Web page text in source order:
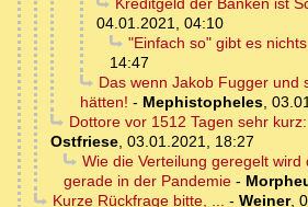
Kreditgeld der Banken ist
04.01.2021, 04:10
"Einfach so" gibt es nichts
14:47
Das wenn Jakob Fugger und
hätten! - Mephistopheles,
Dottore vor 1512 Tagen sehr
Ostfriese, 03.01.2021, 18:27
Wie die Verteilung geregelt wird
gerade in der Pandemie -
Kurze Rückfrage bitte, ... - Weiner,